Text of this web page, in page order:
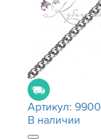
Артикул: 9900
В наличии